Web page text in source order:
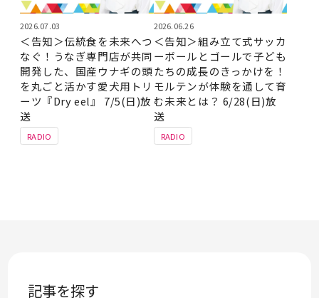
RADIO
2026.07.03
＜告知＞伝統食を未来へつ
なぐ！うなぎ専門店が共同
開発した、国産ウナギの頭
を丸ごと活かす愛犬用トリ
ーツ『Dry eel』 7/5(日)放
送
RADIO
2026.06.26
＜告知＞組み立て式サッカ
ーボールとゴールで子ども
たちの成長のきっかけを！
モルテンが体験を通して育
む未来とは？ 6/28(日)放
送
記事を探す